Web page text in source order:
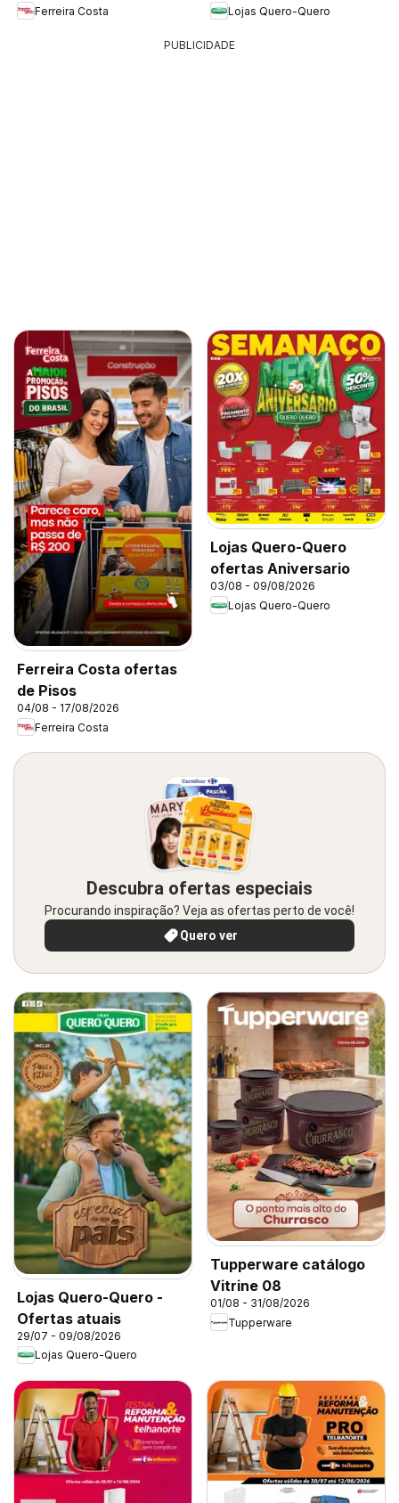
Ferreira Costa
Lojas Quero-Quero
PUBLICIDADE
Ferreira Costa ofertas
de Pisos
04/08 - 17/08/2026
Ferreira Costa
Lojas Quero-Quero
ofertas Aniversario
03/08 - 09/08/2026
Lojas Quero-Quero
Descubra ofertas especiais
Procurando inspiração? Veja as ofertas perto de você!
Quero ver
Lojas Quero-Quero -
Ofertas atuais
29/07 - 09/08/2026
Lojas Quero-Quero
Tupperware catálogo
Vitrine 08
01/08 - 31/08/2026
Tupperware